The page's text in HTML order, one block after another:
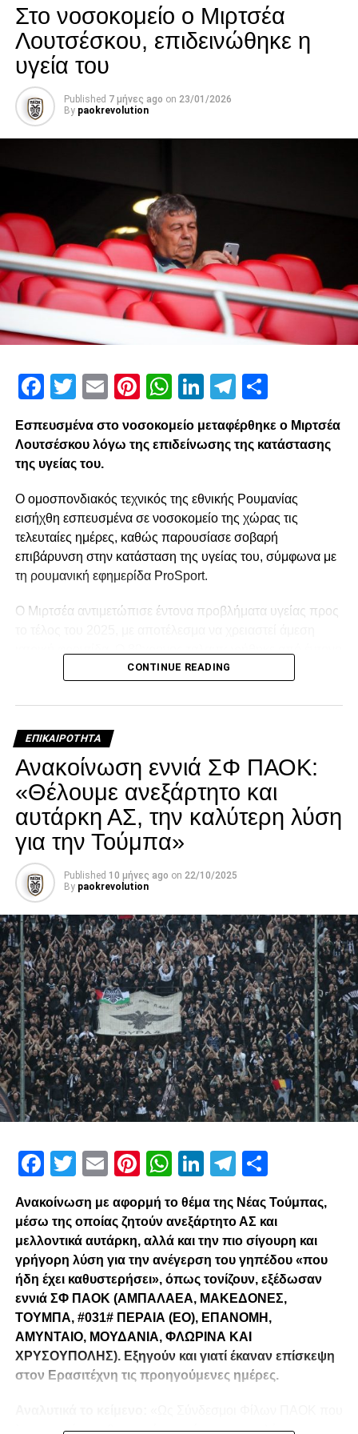
Στο νοσοκομείο ο Μιρτσέα
Λουτσέσκου, επιδεινώθηκε η
υγεία του
Published 7 μήνες ago on 23/01/2026
By paokrevolution
Facebook
Twitter
EmailPinterest
WhatsApp
LinkedInTelegram
Εσπευσμένα στο νοσοκομείο μεταφέρθηκε ο Μιρτσέα
Λουτσέσκου λόγω της επιδείνωσης της κατάστασης
της υγείας του.
Ο ομοσπονδιακός τεχνικός της εθνικής Ρουμανίας
εισήχθη εσπευσμένα σε νοσοκομείο της χώρας τις
τελευταίες ημέρες, καθώς παρουσίασε σοβαρή
επιβάρυνση στην κατάσταση της υγείας του, σύμφωνα με
τη ρουμανική εφημερίδα ProSport.
Ο Μιρτσέα αντιμετώπισε έντονα προβλήματα υγείας προς
κρυολόγημα, το οποίο επηρέασε αρνητικά την ήδη
αναγκαία να νοσηλευτεί. Οι πληροφορίες αναφέρουν ότι η
νοσηλείας του.
Facebook
Twitter
EmailPinterest
WhatsApp
LinkedIn
Telegram
CONTINUE READING
ΕΠΙΚΑΙΡΌΤΗΤΑ
Ανακοίνωση εννιά ΣΦ ΠΑΟΚ:
«Θέλουμε ανεξάρτητο και
αυτάρκη ΑΣ, την καλύτερη λύση
για την Τούμπα»
Published 10 μήνες ago on 22/10/2025
By paokrevolution
Facebook
Twitter
EmailPinterest
WhatsApp
LinkedIn
Telegram
Ανακοίνωση με αφορμή το θέμα της Νέας Τούμπας,
μέσω της οποίας ζητούν ανεξάρτητο ΑΣ και
μελλοντικά αυτάρκη, αλλά και την πιο σίγουρη και
γρήγορη λύση για την ανέγερση του γηπέδου «που
ήδη έχει καθυστερήσει», όπως τονίζουν, εξέδωσαν
εννιά ΣΦ ΠΑΟΚ (ΑΜΠΑΛΑΕΑ, ΜΑΚΕΔΟΝΕΣ,
ΤΟΥΜΠΑ, #031# ΠΕΡΑΙΑ (ΕΟ), ΕΠΑΝΟΜΗ,
ΑΜΥΝΤΑΙΟ, ΜΟΥΔΑΝΙΑ, ΦΛΩΡΙΝΑ ΚΑΙ
ΧΡΥΣΟΥΠΟΛΗΣ). Εξηγούν και γιατί έκαναν επίσκεψη
στον Ερασιτέχνη τις προηγούμενες ημέρες.
λειτουργούμε καθημερινά με γνώμωνα το καλό του